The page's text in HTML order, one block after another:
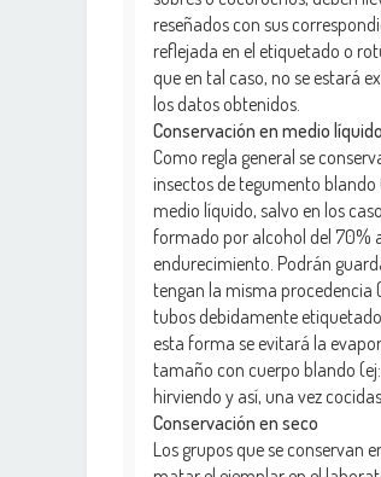
reseñados con sus
reflejada en el etiquetado o
que en tal caso, no se estará
los datos obtenidos.
Conservación en medio líquido
Como regla general se
insectos de tegumento
medio líquido, salvo en los
formado por alcohol del 70%
endurecimiento. Podrán
tengan la misma procedencia
tubos debidamente
esta forma se evitará la
tamaño con cuerpo blando
hirviendo y así, una vez
Conservación en seco
Los grupos que se conservan